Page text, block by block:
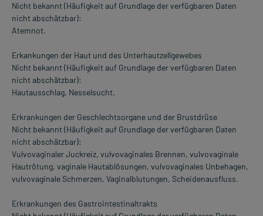
Nicht bekannt (Häufigkeit auf Grundlage der verfügbaren Daten
nicht abschätzbar):
Atemnot.
Erkankungen der Haut und des Unterhautzellgewebes
Nicht bekannt (Häufigkeit auf Grundlage der verfügbaren Daten
nicht abschätzbar):
Hautausschlag, Nesselsucht.
Erkrankungen der Geschlechtsorgane und der Brustdrüse
Nicht bekannt (Häufigkeit auf Grundlage der verfügbaren Daten
nicht abschätzbar):
Vulvovaginaler Juckreiz, vulvovaginales Brennen, vulvovaginale
Hautrötung, vaginale Hautablösungen, vulvovaginales Unbehagen,
vulvovaginale Schmerzen, Vaginalblutungen, Scheidenausfluss.
Erkrankungen des Gastrointestinaltrakts